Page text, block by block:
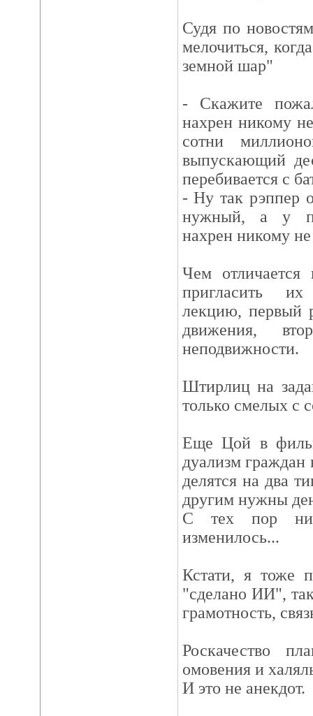
Судя по
мелочиться,
земной шар"
- Скажите
нахрен никому
сотни
выпускающий
перебивается с
- Ну так рэппер
нужный, а у
нахрен никому
Чем
пригласить
лекцию, первый
движения,
неподвижности.
Штирлиц на
только смелых с
Еще Цой в
дуализм
делятся на два
другим нужны
С тех пор
изменилось...
Кстати, я тоже
"сделано ИИ",
грамотность,
Роскачество
омовения и
И это не анекдот.